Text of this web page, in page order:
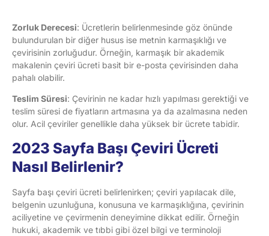
Zorluk Derecesi: Ücretlerin belirlenmesinde göz önünde
bulundurulan bir diğer husus ise metnin karmaşıklığı ve
çevirisinin zorluğudur. Örneğin, karmaşık bir akademik
makalenin çeviri ücreti basit bir e-posta çevirisinden daha
pahalı olabilir.
Teslim Süresi: Çevirinin ne kadar hızlı yapılması gerektiği ve
teslim süresi de fiyatların artmasına ya da azalmasına neden
olur. Acil çeviriler genellikle daha yüksek bir ücrete tabidir.
2023 Sayfa Başı Çeviri Ücreti
Nasıl Belirlenir?
Sayfa başı çeviri ücreti belirlenirken; çeviri yapılacak dile,
belgenin uzunluğuna, konusuna ve karmaşıklığına, çevirinin
aciliyetine ve çevirmenin deneyimine dikkat edilir. Örneğin
hukuki, akademik ve tıbbi gibi özel bilgi ve terminoloji